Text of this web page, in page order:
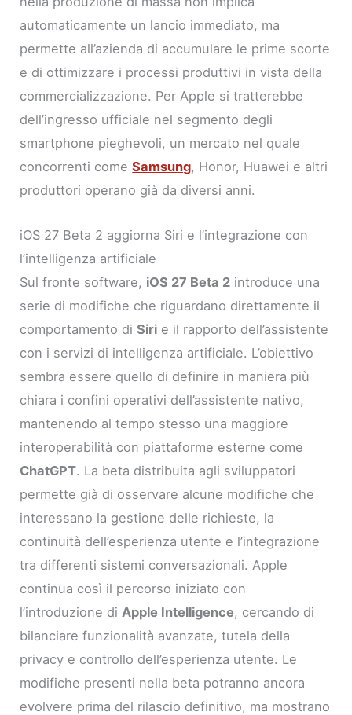
automaticamente un lancio immediato, ma
permette all’azienda di accumulare le prime scorte
e di ottimizzare i processi produttivi in vista della
commercializzazione. Per Apple si tratterebbe
dell’ingresso ufficiale nel segmento degli
smartphone pieghevoli, un mercato nel quale
concorrenti comeSamsung, Honor, Huawei e altri
produttori operano già da diversi anni.
iOS 27 Beta 2 aggiorna Siri e l’integrazione con
l’intelligenza artificiale
Sul fronte software, iOS 27 Beta 2 introduce una
serie di modifiche che riguardano direttamente il
comportamento diSiri e il rapporto dell’assistente
con i servizi di intelligenza artificiale. L’obiettivo
sembra essere quello di definire in maniera più
chiara i confini operativi dell’assistente nativo,
mantenendo al tempo stesso una maggiore
interoperabilità con piattaforme esterne come
ChatGPT. La beta distribuita agli sviluppatori
permette già di osservare alcune modifiche che
interessano la gestione delle richieste, la
continuità dell’esperienza utente e l’integrazione
tra differenti sistemi conversazionali. Apple
continua così il percorso iniziato con
l’introduzione di Apple Intelligence, cercando di
bilanciare funzionalità avanzate, tutela della
privacy e controllo dell’esperienza utente. Le
modifiche presenti nella beta potranno ancora
evolvere prima del rilascio definitivo, ma mostrano